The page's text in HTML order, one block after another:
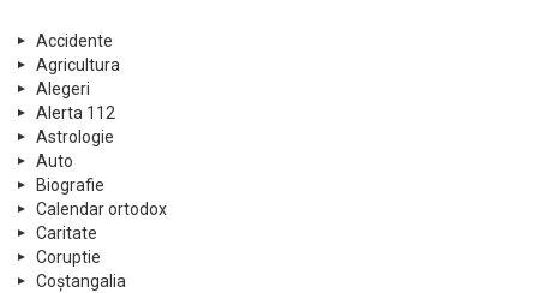
Accidente
Agricultura
Alegeri
Alerta 112
Astrologie
Auto
Biografie
Calendar ortodox
Caritate
Coruptie
Coștangalia